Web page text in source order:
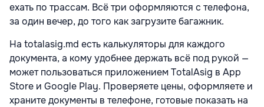
ехать по трассам. Всё три оформляются с телефона,
за один вечер, до того как загрузите багажник.
На totalasig.md есть калькуляторы для каждого
документа, а кому удобнее держать всё под рукой —
может пользоваться приложением TotalAsig в App
Store и Google Play. Проверяете цены, оформляете и
храните документы в телефоне, готовые показать на